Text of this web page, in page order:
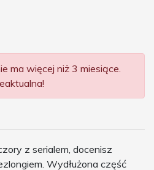
ma więcej niż 3 miesiące.
z serialem, docenisz
Wydłużona część